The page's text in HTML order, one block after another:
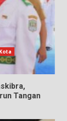
Kota
Tangan